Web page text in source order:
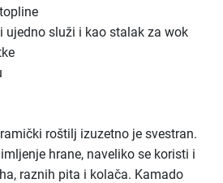
ujedno služi i kao stalak za wok
roštilj izuzetno je svestran.
hrane, naveliko se koristi i
raznih pita i kolača. Kamado